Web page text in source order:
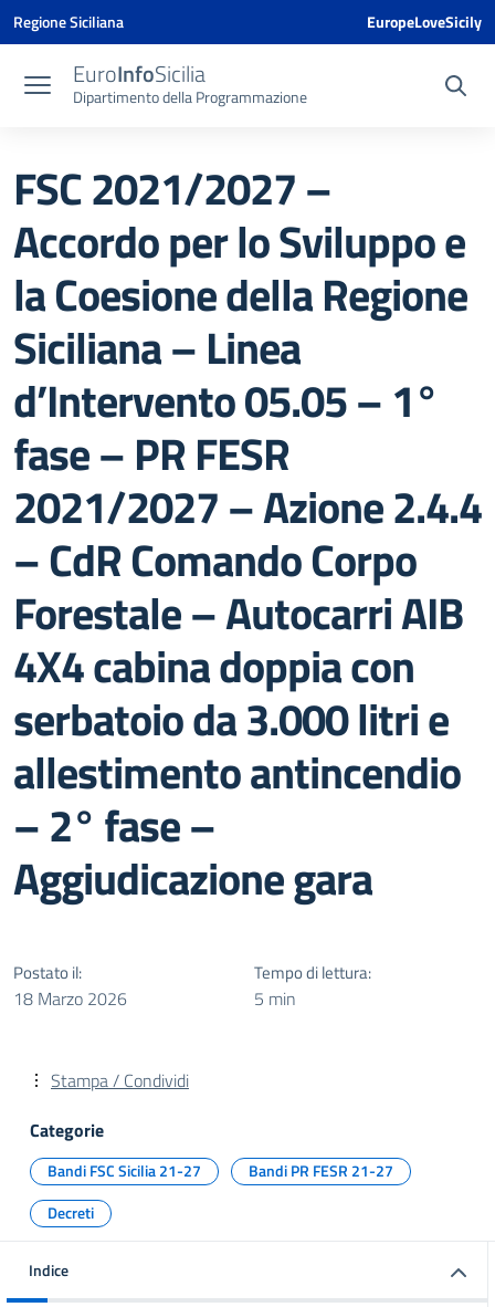
Vai ai contenuti
Vai al menu di navigazione
Vai al footer
Vai al banner delle Cookie Policy
Regione Siciliana EuropeLoveSicily
EuroInfoSicilia
Dipartimento della Programmazione
FSC 2021/2027 –
Accordo per lo Sviluppo e
la Coesione della Regione
Siciliana – Linea
d’Intervento 05.05 – 1°
fase – PR FESR
2021/2027 – Azione 2.4.4
– CdR Comando Corpo
Forestale – Autocarri AIB
4X4 cabina doppia con
serbatoio da 3.000 litri e
allestimento antincendio
– 2° fase –
Aggiudicazione gara
Postato il:
18 Marzo 2026
Tempo di lettura:
5 min
Stampa / Condividi
Categorie
Bandi FSC Sicilia 21-27
Bandi PR FESR 21-27
Decreti
Indice